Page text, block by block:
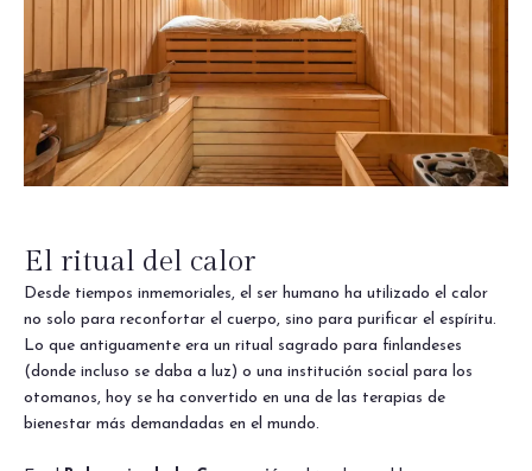
El ritual del calor
Desde tiempos inmemoriales, el ser humano ha utilizado el calor
no solo para reconfortar el cuerpo, sino para purificar el espíritu.
Lo que antiguamente era un ritual sagrado para finlandeses
(donde incluso se daba a luz) o una institución social para los
otomanos, hoy se ha convertido en una de las terapias de
bienestar más demandadas en el mundo.